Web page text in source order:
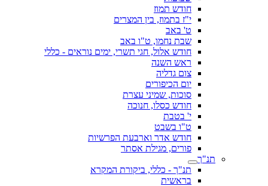
חודש תמוז
י"ז בתמוז, בין המצרים
ט' באב
שבת נחמו, ט"ו באב
חודש אלול, חגי תשרי, ימים נוראים - כללי
ראש השנה
צום גדליה
יום הכיפורים
סוכות, שמיני עצרת
חודש כסלו, חנוכה
י' בטבת
ט"ו בשבט
חודש אדר וארבעת הפרשיות
פורים, מגילת אסתר
תנ"ך
תנ"ך - כללי, ביקורת המקרא
בראשית